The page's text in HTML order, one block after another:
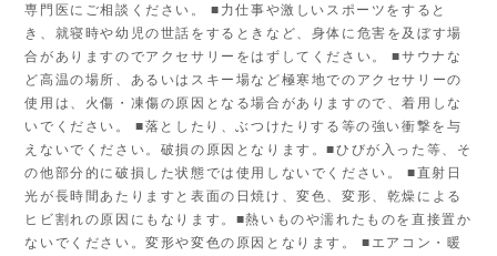
専門医にご相談ください。 ■力仕事や激しいスポーツをすると
き、就寝時や幼児の世話をするときなど、身体に危害を及ぼす場
合がありますのでアクセサリーをはずしてください。 ■サウナな
ど高温の場所、あるいはスキー場など極寒地でのアクセサリーの
使用は、火傷・凍傷の原因となる場合がありますので、着用しな
いでください。 ■落としたり、ぶつけたりする等の強い衝撃を与
えないでください。破損の原因となります。■ひびが入った等、そ
の他部分的に破損した状態では使用しないでください。 ■直射日
光が長時間あたりますと表面の日焼け、変色、変形、乾燥による
ヒビ割れの原因にもなります。■熱いものや濡れたものを直接置か
ないでください。変形や変色の原因となります。 ■エアコン・暖